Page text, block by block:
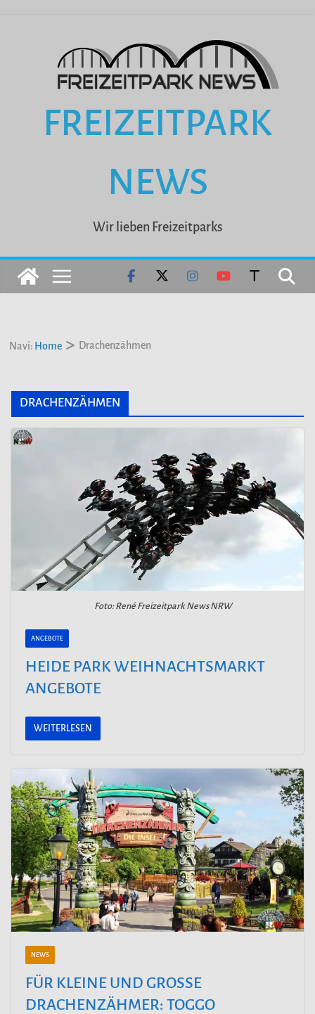
FREIZEITPARK
NEWS
Wir lieben Freizeitparks
Navi: Home Drachenzähmen
DRACHENZÄHMEN
Foto: René Freizeitpark News NRW
ANGEBOTE
HEIDE PARK WEIHNACHTSMARKT
ANGEBOTE
WEITERLESEN
NEWS
FÜR KLEINE UND GROSSE D
RACHENZÄHMER: TOGGO D